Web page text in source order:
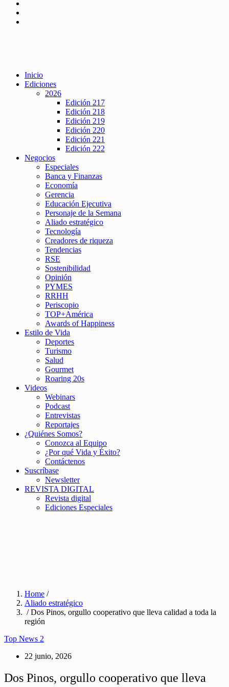
Inicio
Ediciones
2026
Edición 217
Edición 218
Edición 219
Edición 220
Edición 221
Edición 222
Negocios
Especiales
Banca y Finanzas
Economía
Gerencia
Educación Ejecutiva
Personaje de la Semana
Aliado estratégico
Tecnología
Creadores de riqueza
Tendencias
RSE
Sostenibilidad
Opinión
PYMES
RRHH
Periscopio
TOP+América
Awards of Happiness
Estilo de Vida
Deportes
Turismo
Salud
Gourmet
Roaring 20s
Videos
Webinars
Podcast
Entrevistas
Reportajes
¿Quiénes Somos?
Conozca al Equipo
¿Por qué Vida y Éxito?
Contáctenos
Suscríbase
Newsletter
REVISTA DIGITAL
Revista digital
Ediciones Especiales
Home /
Aliado estratégico
/ Dos Pinos, orgullo cooperativo que lleva calidad a toda la
región
Top News 2
22 junio, 2026
Dos Pinos, orgullo cooperativo que lleva